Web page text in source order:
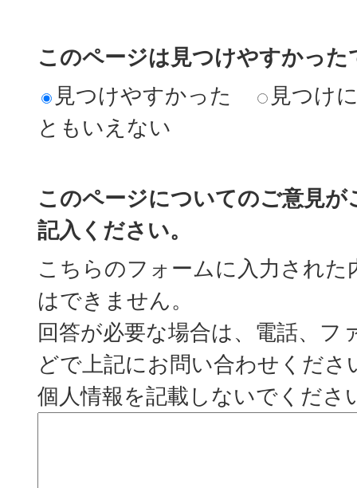
このページは見つけやすかった
見つけやすかった
見つけ
ともいえない
このページについてのご意見
記入ください。
こちらのフォームに入力された
はできません。
回答が必要な場合は、電話、フ
どで上記にお問い合わせくださ
個人情報を記載しないでくださ